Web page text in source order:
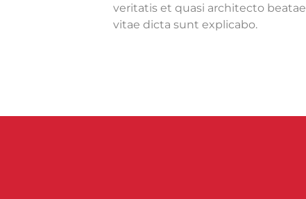
veritatis et quasi architecto beatae
vitae dicta sunt explicabo.